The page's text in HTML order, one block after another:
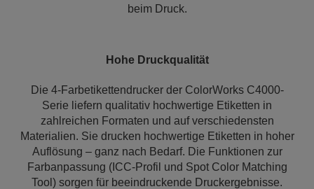
beim Druck.
Hohe Druckqualität
Die 4-Farbetikettendrucker der ColorWorks C4000-
Serie liefern qualitativ hochwertige Etiketten in
zahlreichen Formaten und auf verschiedensten
Materialien. Sie drucken hochwertige Etiketten in hoher
Auflösung – ganz nach Bedarf. Die Funktionen zur
Farbanpassung (ICC-Profil und Spot Color Matching
Tool) sorgen für beeindruckende Druckergebnisse.